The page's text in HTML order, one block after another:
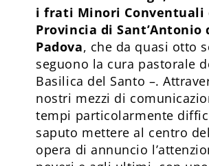
i frati Minori Conventuali
Provincia di Sant’Antonio
Padova, che da quasi otto
seguono la cura pastorale
Basilica del Santo –.
nostri mezzi di
tempi particolarmente
saputo mettere al centro
opera di annuncio